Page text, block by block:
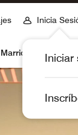
Inicia
Iniciar
Bonvoy